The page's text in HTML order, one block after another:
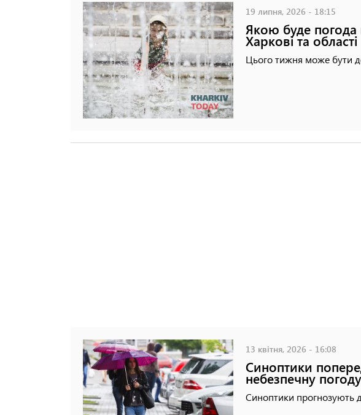
19 липня, 2026 - 18:15
Якою буде погода
Харкові та області
Цього тижня може бути
13 квітня, 2026 - 16:08
Синоптики
небезпечну
Синоптики прогнозують